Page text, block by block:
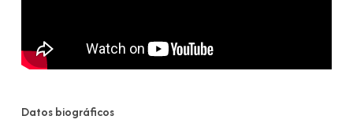
Datos biográficos